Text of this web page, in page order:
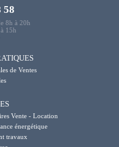
58
8h à 20h
15h
de Ventes
Vente - Location
énergétique
travaux